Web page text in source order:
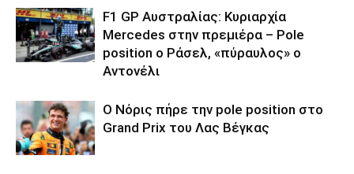
F1 GP Αυστραλίας: Κυριαρχία
Mercedes στην πρεμιέρα – Pole
position ο Ράσελ, «πύραυλος» ο
Αντονέλι
Ο Νόρις πήρε την pole position στο
Grand Prix του Λας Βέγκας